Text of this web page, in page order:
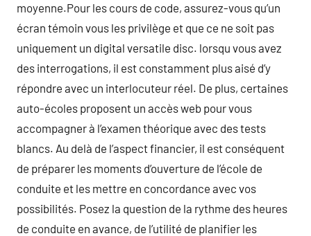
moyenne.Pour les cours de code, assurez-vous qu’un
écran témoin vous les privilège et que ce ne soit pas
uniquement un digital versatile disc. lorsqu vous avez
des interrogations, il est constamment plus aisé d’y
répondre avec un interlocuteur réel. De plus, certaines
auto-écoles proposent un accès web pour vous
accompagner à l’examen théorique avec des tests
blancs. Au delà de l’aspect financier, il est conséquent
de préparer les moments d’ouverture de l’école de
conduite et les mettre en concordance avec vos
possibilités. Posez la question de la rythme des heures
de conduite en avance, de l’utilité de planifier les